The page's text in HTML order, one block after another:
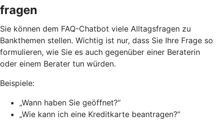
fragen
Sie können dem FAQ-Chatbot viele Alltagsfragen zu
Bankthemen stellen. Wichtig ist nur, dass Sie Ihre Frage so
formulieren, wie Sie es auch gegenüber einer Beraterin
oder einem Berater tun würden.
Beispiele:
„Wann haben Sie geöffnet?“
„Wie kann ich eine Kreditkarte beantragen?“